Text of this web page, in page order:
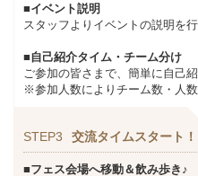
■イベント説明
スタッフよりイベントの説明を行
■自己紹介タイム・チーム分け
ご参加の皆さまで、簡単に自己
※参加人数によりチーム数・人数
STEP3 交流タイムスタート！
■フェス会場へ移動＆飲み歩き♪